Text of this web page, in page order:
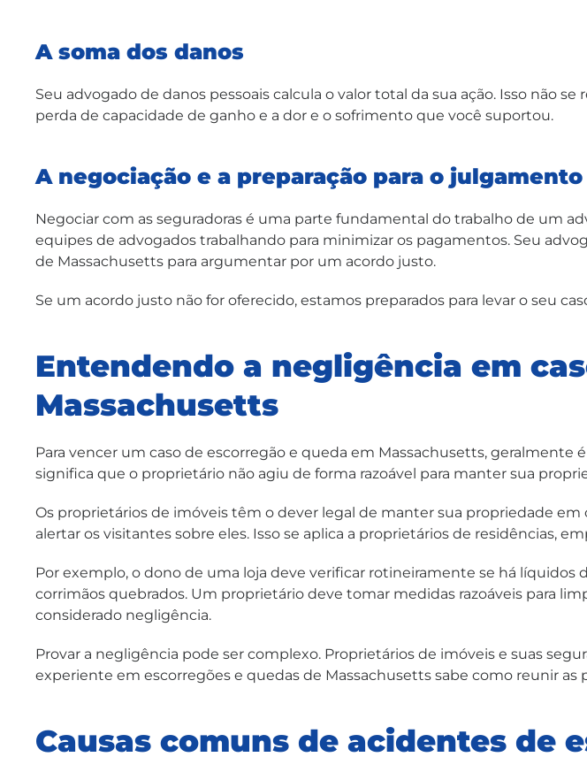
A soma dos danos
Seu advogado de danos pessoais calcula o valor total da sua ação. Isso não
perda de capacidade de ganho e a dor e o sofrimento que você suportou.
A negociação e a preparação para o julgamento
Negociar com as seguradoras é uma parte fundamental do trabalho de um
equipes de advogados trabalhando para minimizar os pagamentos. Seu
de Massachusetts para argumentar por um acordo justo.
Se um acordo justo não for oferecido, estamos preparados para levar o seu
Entendendo a negligência em
Massachusetts
Para vencer um caso de escorregão e queda em Massachusetts,
significa que o proprietário não agiu de forma razoável para manter sua
Os proprietários de imóveis têm o dever legal de manter sua propriedade
alertar os visitantes sobre eles. Isso se aplica a proprietários de residências,
Por exemplo, o dono de uma loja deve verificar rotineiramente se há
corrimãos quebrados. Um proprietário deve tomar medidas razoáveis para
considerado negligência.
Provar a negligência pode ser complexo. Proprietários de imóveis e suas
experiente em escorregões e quedas de Massachusetts sabe como reunir as
Causas comuns de acidentes de